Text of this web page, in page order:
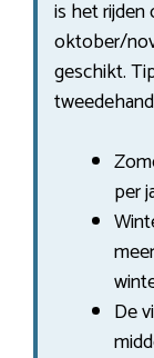
is het rijden
oktober/
geschikt.
per
De